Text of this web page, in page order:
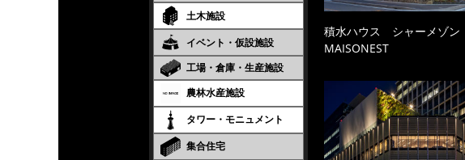
土木施設
イベント・仮設施設
工場・倉庫・生産施設
農林水産施設
タワー・モニュメント
集合住宅
積水ハウス シャーメゾン
MAISONEST